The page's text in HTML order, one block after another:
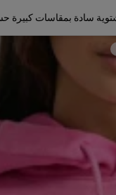
سادة بمقاسات